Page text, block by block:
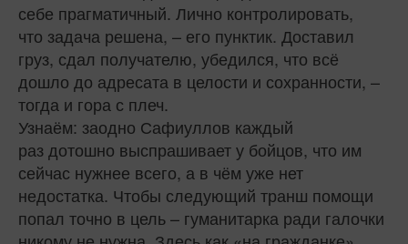
себе прагматичный. Лично контролировать,
что задача решена, – его пунктик. Доставил
груз, сдал получателю, убедился, что всё
дошло до адресата в целости и сохранности, –
тогда и гора с плеч.
Узнаём: заодно Сафиуллов каждый
раз дотошно выспрашивает у бойцов, что им
сейчас нужнее всего, а в чём уже нет
недостатка. Чтобы следующий транш помощи
попал точно в цель – гуманитарка ради галочки